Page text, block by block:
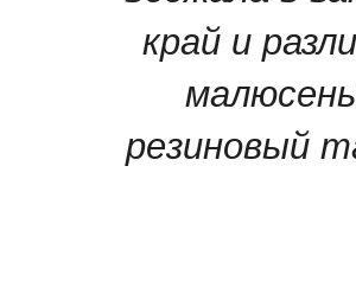
край и
резиновый